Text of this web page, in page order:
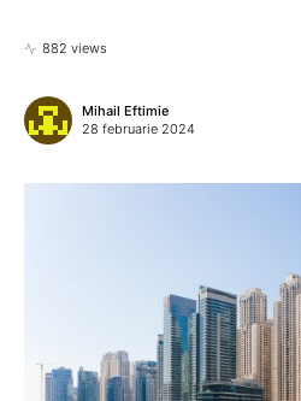
882 views
Mihail Eftimie
28 februarie 2024